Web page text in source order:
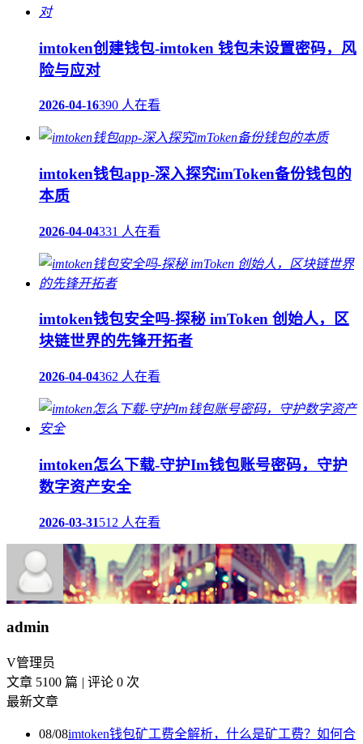
imtoken创建钱包-imtoken 钱包未设置密码，风
险与应对
2026-04-16390 人在看
imtoken钱包app-深入探究imToken备份钱包的
本质
2026-04-04331 人在看
imtoken钱包安全吗-探秘 imToken 创始人，区
块链世界的先锋开拓者
2026-04-04362 人在看
imtoken怎么下载-守护Im钱包账号密码，守护
数字资产安全
2026-03-31512 人在看
admin
V管理员
文章 5100 篇 | 评论 0 次
最新文章
08/08imtoken钱包矿工费全解析，什么是矿工费？如何合